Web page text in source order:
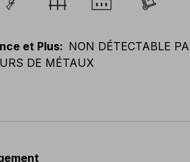
et Plus: NON DÉTECTABLE
DE MÉTAUX